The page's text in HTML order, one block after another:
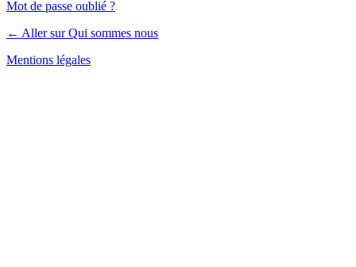
Mot de passe oublié ?
← Aller sur Qui sommes nous
Mentions légales